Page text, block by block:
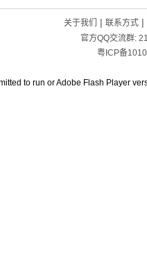
关于我们 | 联系方式|
官方QQ交流群:
粤ICP备
to run or Adobe Flash Player